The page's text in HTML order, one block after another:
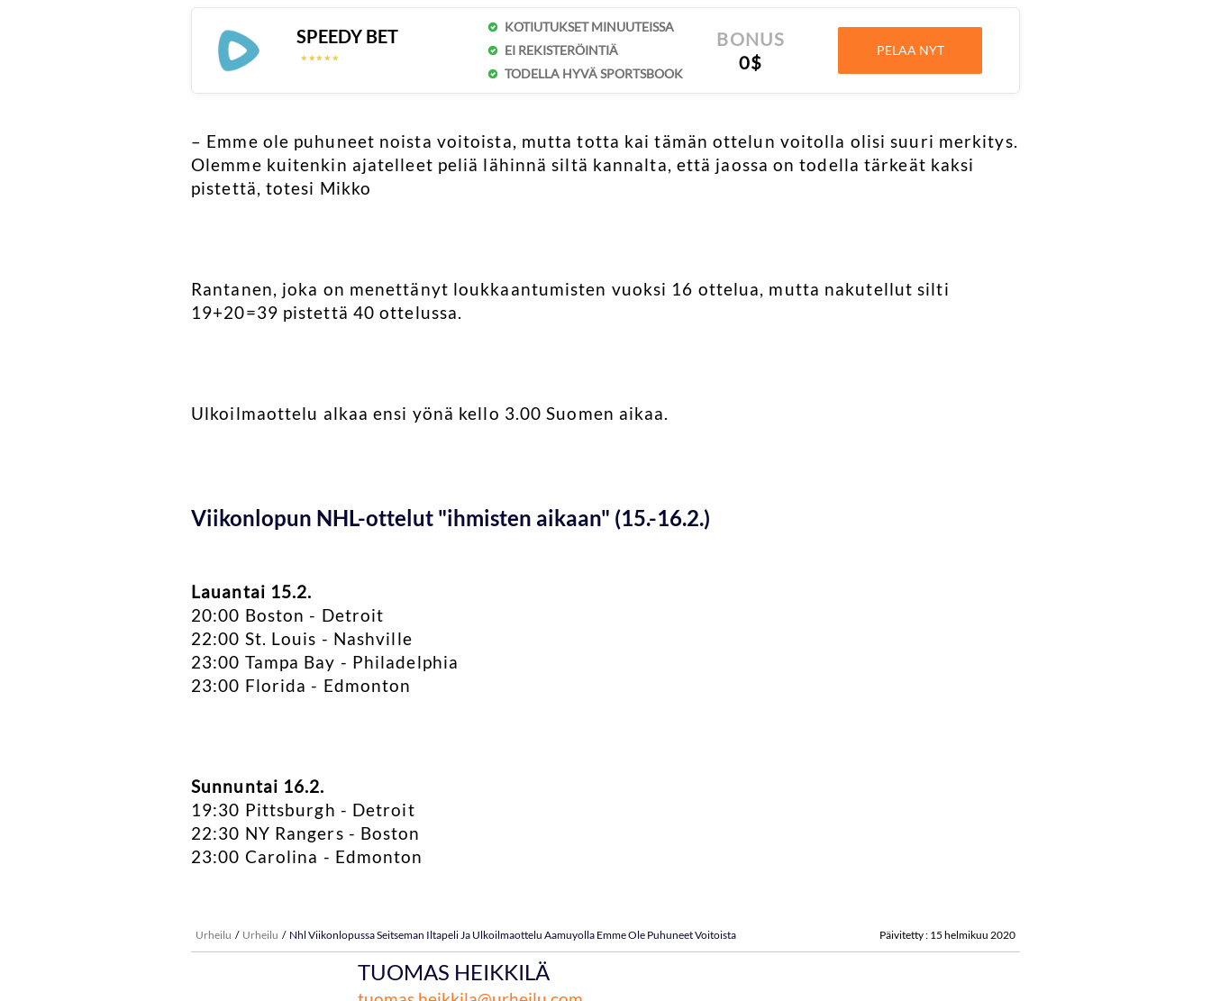
SPEEDY BET
☆ ☆ ☆ ☆ ☆
☆ ☆ ☆ ☆ ☆
KOTIUTUKSET MINUUTEISSA
EI REKISTERÖINTIÄ
TODELLA HYVÄ SPORTSBOOK
BONUS
0$
PELAA NYT
– Emme ole puhuneet noista voitoista, mutta totta kai tämän ottelun voitolla olisi suuri merkitys.
Olemme kuitenkin ajatelleet peliä lähinnä siltä kannalta, että jaossa on todella tärkeät kaksi
pistettä, totesi Mikko
Rantanen, joka on menettänyt loukkaantumisten vuoksi 16 ottelua, mutta nakutellut silti
19+20=39 pistettä 40 ottelussa.
Ulkoilmaottelu alkaa ensi yönä kello 3.00 Suomen aikaa.
Viikonlopun NHL-ottelut "ihmisten aikaan" (15.-16.2.)
Lauantai 15.2.
20:00 Boston - Detroit
22:00 St. Louis - Nashville
23:00 Tampa Bay - Philadelphia
23:00 Florida - Edmonton
Sunnuntai 16.2.
19:30 Pittsburgh - Detroit
22:30 NY Rangers - Boston
23:00 Carolina - Edmonton
Urheilu Urheilu Nhl Viikonlopussa Seitseman Iltapeli Ja Ulkoilmaottelu Aamuyolla Emme Ole Puhuneet Voitoista Päivitetty : 15 helmikuu 2020
TUOMAS HEIKKILÄ